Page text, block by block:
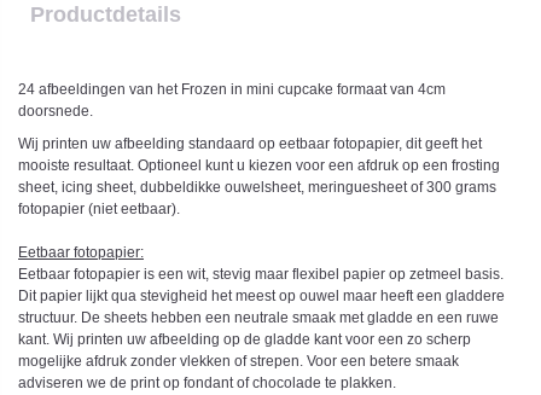
Productdetails
24 afbeeldingen van het Frozen in mini cupcake formaat van 4cm
doorsnede.
Wij printen uw afbeelding standaard op eetbaar fotopapier, dit geeft het
mooiste resultaat. Optioneel kunt u kiezen voor een afdruk op een frosting
sheet, icing sheet, dubbeldikke ouwelsheet, meringuesheet of 300 grams
fotopapier (niet eetbaar).
Eetbaar fotopapier:
Eetbaar fotopapier is een wit, stevig maar flexibel papier op zetmeel basis.
Dit papier lijkt qua stevigheid het meest op ouwel maar heeft een gladdere
structuur. De sheets hebben een neutrale smaak met gladde en een ruwe
kant. Wij printen uw afbeelding op de gladde kant voor een zo scherp
mogelijke afdruk zonder vlekken of strepen. Voor een betere smaak
adviseren we de print op fondant of chocolade te plakken.